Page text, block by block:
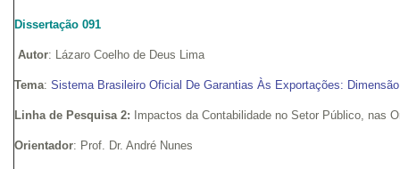
Dissertação 091
Autor: Lázaro Coelho de Deus Lima
Tema: Sistema Brasileiro Oficial De Garantias Às Exportações:
Linha de Pesquisa 2: Impactos da Contabilidade no Setor Público, nas
Orientador: Prof. Dr. André Nunes